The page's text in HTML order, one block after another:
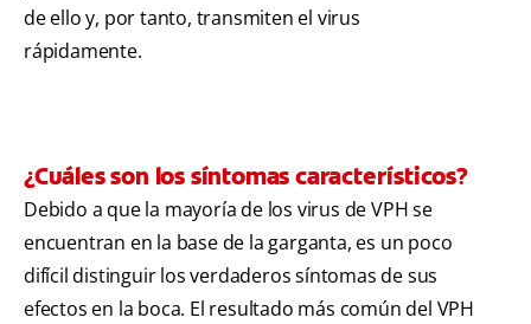
de ello y, por tanto, transmiten el virus
rápidamente.
¿Cuáles son los síntomas característicos?
Debido a que la mayoría de los virus de VPH se
encuentran en la base de la garganta, es un poco
difícil distinguir los verdaderos síntomas de sus
efectos en la boca. El resultado más común del VPH